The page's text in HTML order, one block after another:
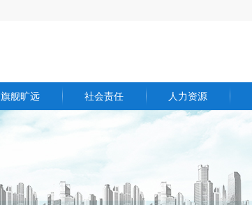
旗舰旷远 社会责任 人力资源
能源
酒店
爱心捐赠
招聘信息
友爱旷远